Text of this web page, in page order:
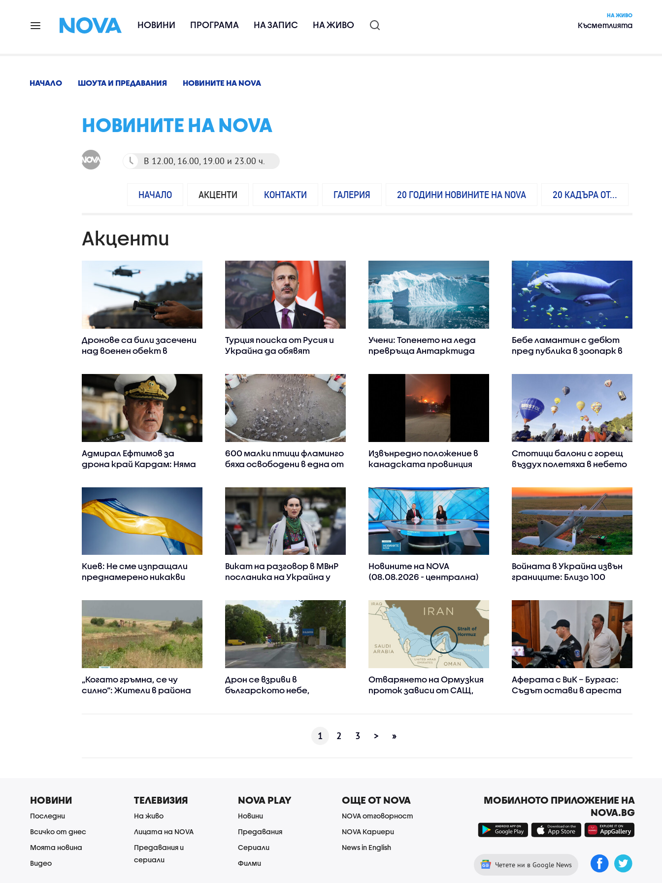
НОВИНИ ПРОГРАМА НА ЗАПИС НА ЖИВО
НА ЖИВО
Късметлията
НАЧАЛО ШОУТА И ПРЕДАВАНИЯ НОВИНИТЕ НА NOVA
НОВИНИТЕ НА NOVA
В 12.00, 16.00, 19.00 и 23.00 ч.
НАЧАЛО АКЦЕНТИ КОНТАКТИ ГАЛЕРИЯ 20 ГОДИНИ НОВИНИТЕ НА NOVA 20 КАДЪРА ОТ...
Акценти
Дронове са били засечени
над военен обект в
Турция поиска от Русия и
Украйна да обявят
Черно море
Учени: Топенето на леда
превръща Антарктида
живачно замърсяване
Бебе ламантин с дебют
пред публика в зоопарк в
Адмирал Ефтимов за
дрона край Кардам: Няма
срещу България
600 малки птици фламинго
бяха освободени в една от
Европа (ВИДЕО)
Извънредно положение в
канадската провинция
заради неконтролируем
пожар
Стотици балони с горещ
въздух полетяха в небето
Киев: Не сме изпращали
преднамерено никакви
България
Викат на разговор в МВнР
посланика на Украйна у
Новините на NOVA
(08.08.2026 - централна)
Войната в Украйна извън
границите: Близо 100
ракети в съседни
държави
„Когато гръмна, се чу
силно“: Жители в района
Дрон се взриви в
българското небе,
Отварянето на Ормузкия
проток зависи от САЩ,
Аферата с ВиК – Бургас:
Съдът остави в ареста
1 2 3 > »
НОВИНИ
Последни
Всичко от днес
Моята новина
Видео
ТЕЛЕВИЗИЯ
На живо
Лицата на NOVA
Предавания и
сериали
NOVA PLAY
Новини
Предавания
Сериали
Филми
ОЩЕ ОТ NOVA
NOVA отговорност
NOVA Кариери
News in English
МОБИЛНОТО ПРИЛОЖЕНИЕ НА
NOVA.BG
Четете ни в Google News